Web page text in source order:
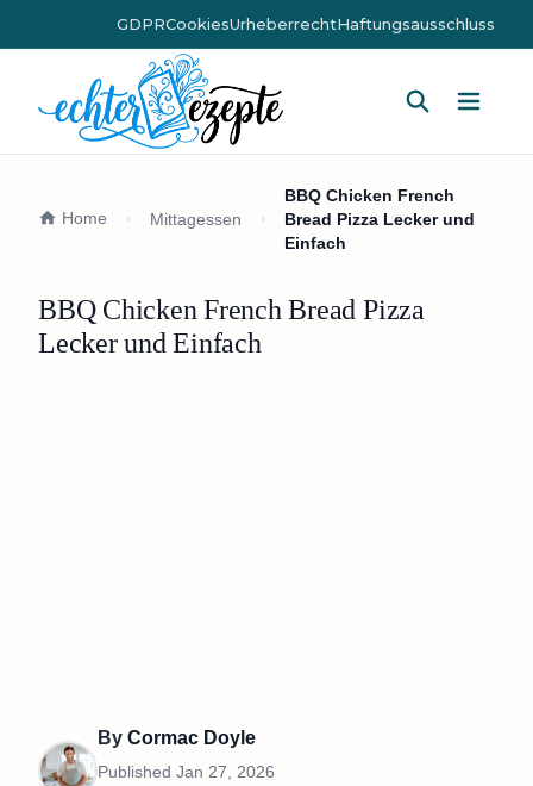
GDPRCookiesUrheberrechtHaftungsausschluss
Home Mittagessen
BBQ Chicken French
Bread Pizza Lecker und
Einfach
BBQ Chicken French Bread Pizza
Lecker und Einfach
By Cormac Doyle
Published Jan 27, 2026